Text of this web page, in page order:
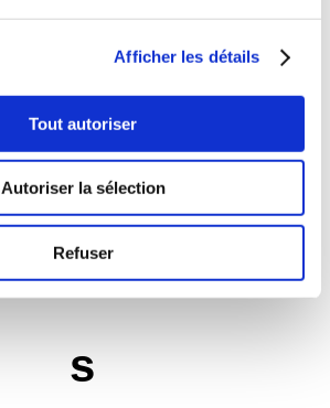
Afficher les détails
Tout autoriser
Autoriser la sélection
Refuser
fér
en
te
s